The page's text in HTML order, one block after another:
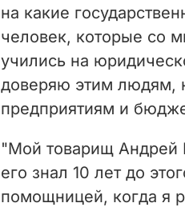
на какие
человек, которые со
учились на
доверяю этим людям,
предприятиям и
"Мой товарищ Андрей
его знал 10 лет до
помощницей, когда я